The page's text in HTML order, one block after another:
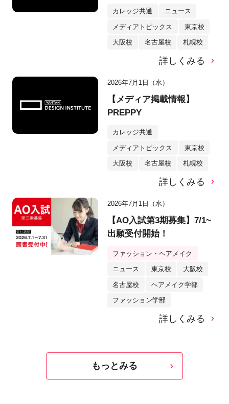
カレッジ共通 ニュース
メディアトピックス 東京校
大阪校 名古屋校 札幌校
詳しくみる
2026年7月1日（水）
【メディア掲載情報】
PREPPY
カレッジ共通
メディアトピックス 東京校
大阪校 名古屋校 札幌校
詳しくみる
2026年7月1日（水）
【AO入試第3期募集】7/1~
出願受付開始！
ファッション・ヘアメイク
ニュース 東京校 大阪校
名古屋校 ヘアメイク学部
ファッション学部
詳しくみる
もっとみる